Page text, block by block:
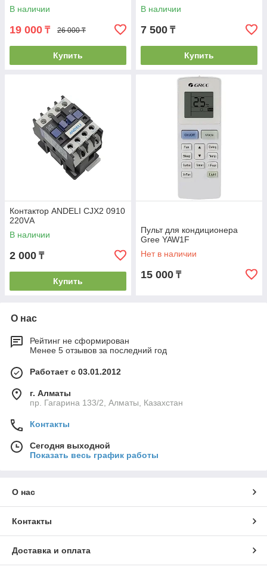
В наличии
19 000 ₸ 26 000 ₸
Купить
В наличии
7 500 ₸
Купить
Контактор ANDELI CJX2 0910
220VА
В наличии
2 000 ₸
Купить
Пульт для кондиционера
Gree YAW1F
Нет в наличии
15 000 ₸
О нас
Рейтинг не сформирован
Менее 5 отзывов за последний год
Работает с 03.01.2012
г. Алматы
пр. Гагарина 133/2, Алматы, Казахстан
Контакты
Сегодня выходной
Показать весь график работы
О нас
Контакты
Доставка и оплата